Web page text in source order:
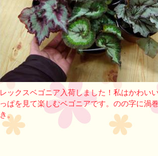
レックスベゴニア入荷しました！私はかわい
っぱを見て楽しむベゴニアです。のの字に渦
き。